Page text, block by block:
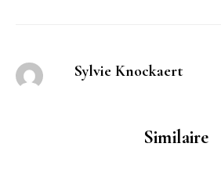
Sylvie Knockaert
Similaire